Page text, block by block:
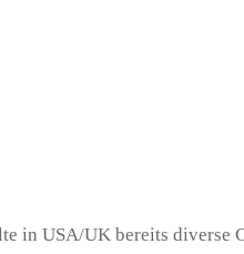
in USA/UK bereits diverse